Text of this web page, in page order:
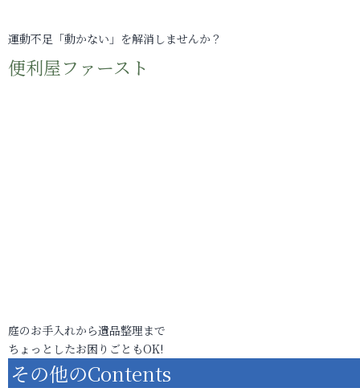
運動不足「動かない」を解消しませんか？
便利屋ファースト
庭のお手入れから遺品整理まで
ちょっとしたお困りごともOK!
その他のContents